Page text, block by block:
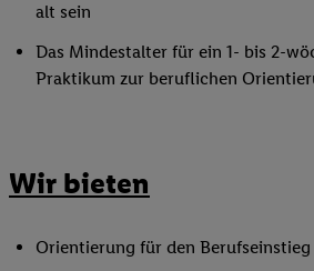
alt sein
Das Mindestalter für ein 1- bis 2-
Praktikum zur beruflichen
Wir bieten
Orientierung für den Berufseinstieg